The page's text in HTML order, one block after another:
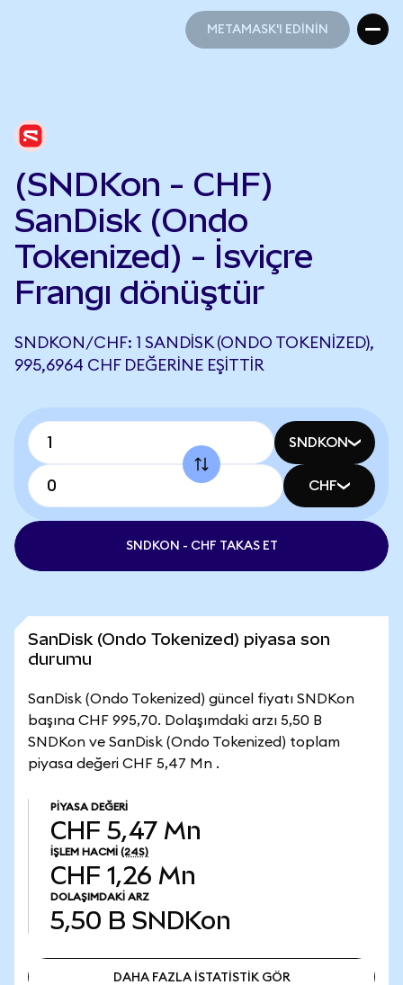
METAMASK'I EDİNİN
(SNDKon - CHF)
SanDisk (Ondo
Tokenized) - İsviçre
Frangı dönüştür
SNDKON/CHF: 1 SANDISK (ONDO TOKENIZED),
995,6964 CHF DEĞERINE EŞITTIR
SNDKON
CHF
SNDKON - CHF TAKAS ET
SanDisk (Ondo Tokenized) piyasa son
durumu
SanDisk (Ondo Tokenized) güncel fiyatı SNDKon
başına CHF 995,70. Dolaşımdaki arzı 5,50 B
SNDKon ve SanDisk (Ondo Tokenized) toplam
piyasa değeri CHF 5,47 Mn .
PIYASA DEĞERI
CHF 5,47 Mn
İŞLEM HACMI (24S)
CHF 1,26 Mn
DOLAŞIMDAKI ARZ
5,50 B SNDKon
DAHA FAZLA İSTATİSTİK GÖR